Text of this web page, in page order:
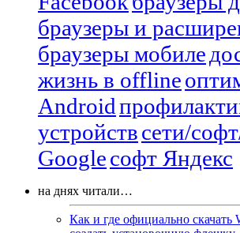
браузеры и
браузеры мобиле
жизнь в offline
Android
устройствсети/
Googleсофт Яндекс
на днях читали…
Как и где официально